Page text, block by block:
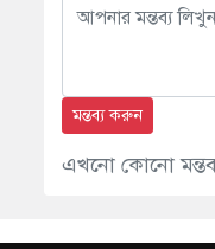
মন্তব্য করুন
এখনো কোনো